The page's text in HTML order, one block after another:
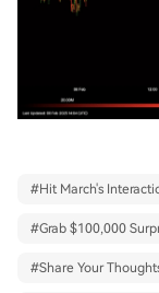
#Hit March's
#Grab $100,000
#Share Your